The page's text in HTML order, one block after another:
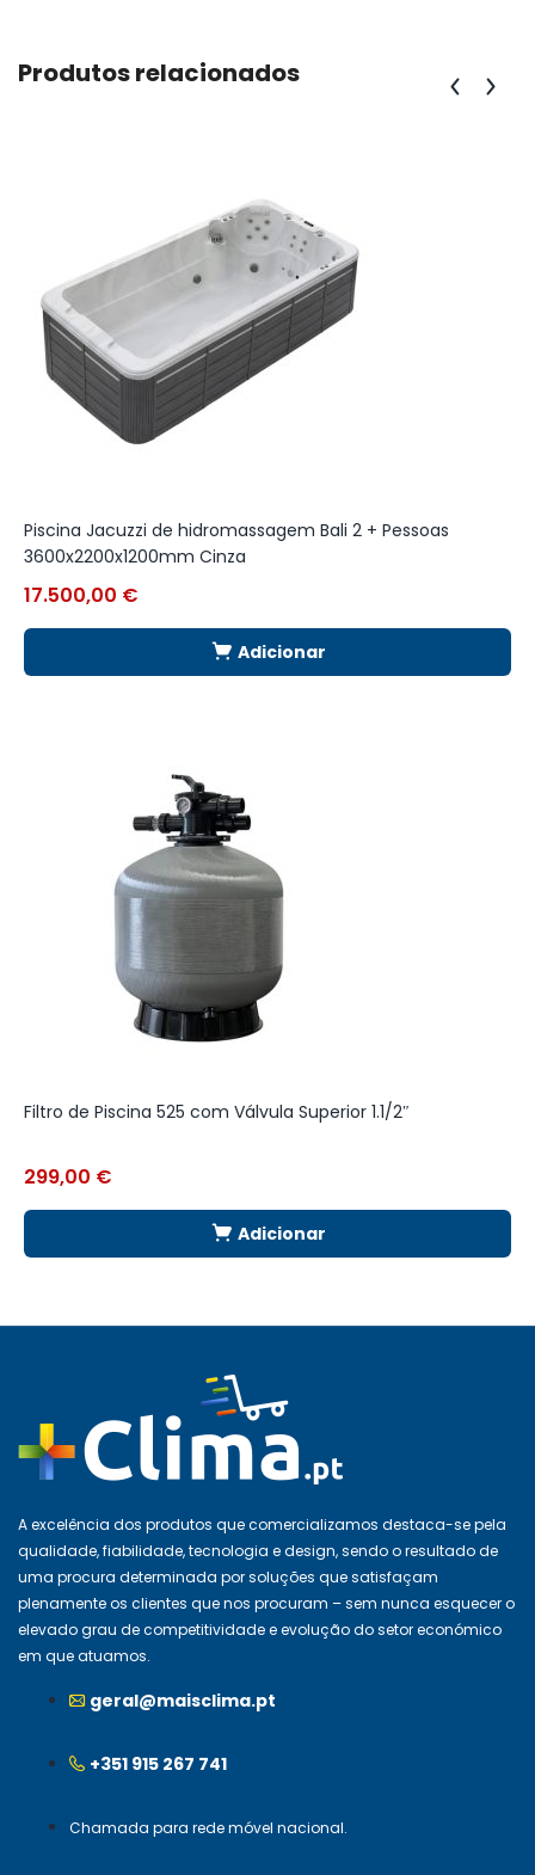
Produtos relacionados
Piscina Jacuzzi de hidromassagem Bali 2 + Pessoas
3600x2200x1200mm Cinza
17.500,00 €
Adicionar
Filtro de Piscina 525 com Válvula Superior 1.1/2″
299,00 €
Adicionar
A excelência dos produtos que comercializamos destaca-se pela
qualidade, fiabilidade, tecnologia e design, sendo o resultado de
uma procura determinada por soluções que satisfaçam
plenamente os clientes que nos procuram – sem nunca esquecer o
elevado grau de competitividade e evolução do setor económico
em que atuamos.
geral@maisclima.pt
+351 915 267 741
Chamada para rede móvel nacional.